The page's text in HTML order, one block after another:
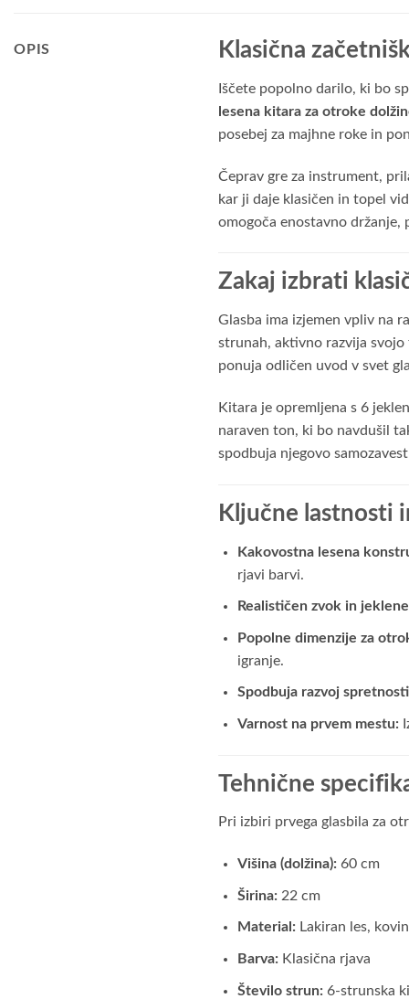
OPIS Klasična
Iščete popolno darilo, ki bo
lesena kitara za otroke
posebej za majhne roke in
Čeprav gre za instrument,
kar ji daje klasičen in topel
omogoča enostavno
Zakaj izbrati
Glasba ima izjemen vpliv na
strunah, aktivno razvija
ponuja odličen uvod v svet
Kitara je opremljena s 6
naraven ton, ki bo navdušil
spodbuja njegovo
Ključne lastnosti
Kakovostna lesena
rjavi barvi.
Realističen zvok in
Popolne dimenzije za
igranje.
Spodbuja razvoj
Varnost na prvem mestu:
Tehnične
Pri izbiri prvega glasbila za
Višina (dolžina):60 cm
Širina:22 cm
Material:Lakiran les,
Barva:Klasična rjava
Število strun:6-strunska